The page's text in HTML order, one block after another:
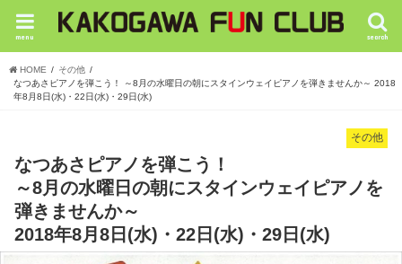
search
menu
HOME
その他
なつあさピアノを弾こう！ ～8月の水曜日の朝にスタインウェイピアノを弾きませんか～ 2018
年8月8日(水)・22日(水)・29日(水)
その他
なつあさピアノを弾こう！
～8月の水曜日の朝にスタインウェイピアノを
弾きませんか～
2018年8月8日(水)・22日(水)・29日(水)